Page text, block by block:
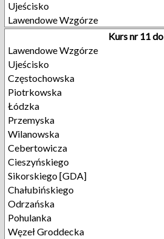
Ujeścisko
Lawendowe Wzgórze
Kurs nr 11 do
Lawendowe Wzgórze
Ujeścisko
Częstochowska
Piotrkowska
Łódzka
Przemyska
Wilanowska
Cebertowicza
Cieszyńskiego
Sikorskiego [GDA]
Chałubińskiego
Odrzańska
Pohulanka
Węzeł Groddecka